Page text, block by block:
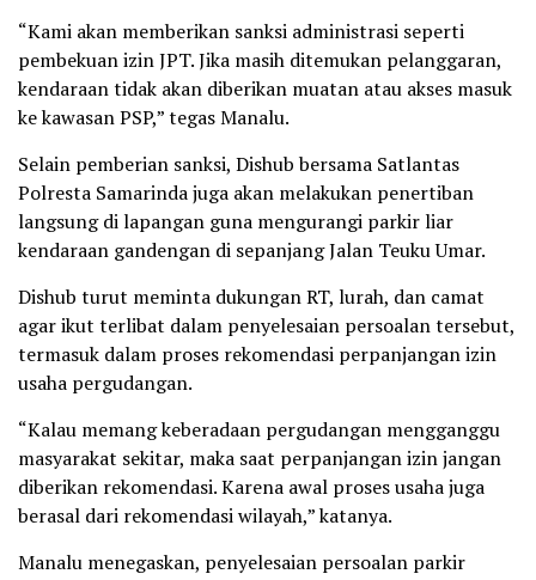
“Kami akan memberikan sanksi administrasi seperti
pembekuan izin JPT. Jika masih ditemukan pelanggaran,
kendaraan tidak akan diberikan muatan atau akses masuk
ke kawasan PSP,” tegas Manalu.
Selain pemberian sanksi, Dishub bersama Satlantas
Polresta Samarinda juga akan melakukan penertiban
langsung di lapangan guna mengurangi parkir liar
kendaraan gandengan di sepanjang Jalan Teuku Umar.
Dishub turut meminta dukungan RT, lurah, dan camat
agar ikut terlibat dalam penyelesaian persoalan tersebut,
termasuk dalam proses rekomendasi perpanjangan izin
usaha pergudangan.
“Kalau memang keberadaan pergudangan mengganggu
masyarakat sekitar, maka saat perpanjangan izin jangan
diberikan rekomendasi. Karena awal proses usaha juga
berasal dari rekomendasi wilayah,” katanya.
Manalu menegaskan, penyelesaian persoalan parkir